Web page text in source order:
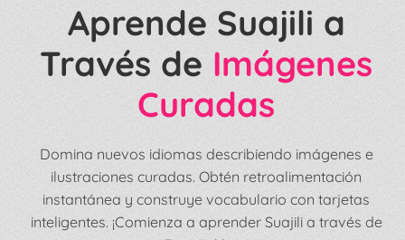
Aprende Suajili a
Través de Imágenes
Curadas
Domina nuevos idiomas describiendo imágenes e
ilustraciones curadas. Obtén retroalimentación
instantánea y construye vocabulario con tarjetas
inteligentes. ¡Comienza a aprender Suajili a través de